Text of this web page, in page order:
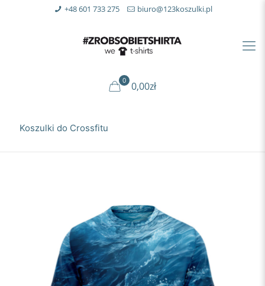
+48 601 733 275 biuro@123koszulki.pl
0 0,00zł
Koszulki do Crossfitu